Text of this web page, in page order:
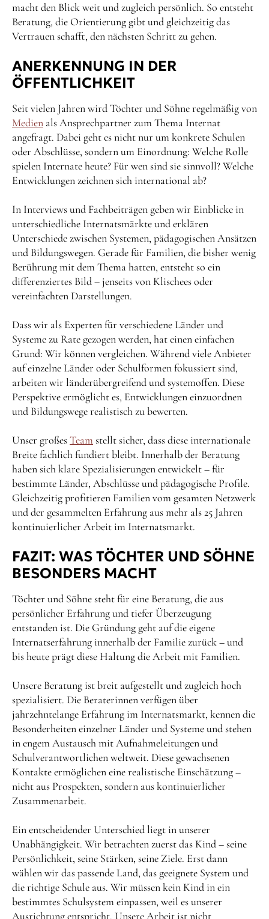
macht den Blick weit und zugleich persönlich. So entsteht
Beratung, die Orientierung gibt und gleichzeitig das
Vertrauen schafft, den nächsten Schritt zu gehen.
ANERKENNUNG IN DER
ÖFFENTLICHKEIT
Seit vielen Jahren wird Töchter und Söhne regelmäßig von
Medien als Ansprechpartner zum Thema Internat
angefragt. Dabei geht es nicht nur um konkrete Schulen
oder Abschlüsse, sondern um Einordnung: Welche Rolle
spielen Internate heute? Für wen sind sie sinnvoll? Welche
Entwicklungen zeichnen sich international ab?
In Interviews und Fachbeiträgen geben wir Einblicke in
unterschiedliche Internatsmärkte und erklären
Unterschiede zwischen Systemen, pädagogischen Ansätzen
und Bildungswegen. Gerade für Familien, die bisher wenig
Berührung mit dem Thema hatten, entsteht so ein
differenziertes Bild – jenseits von Klischees oder
vereinfachten Darstellungen.
Dass wir als Experten für verschiedene Länder und
Systeme zu Rate gezogen werden, hat einen einfachen
Grund: Wir können vergleichen. Während viele Anbieter
auf einzelne Länder oder Schulformen fokussiert sind,
arbeiten wir länderübergreifend und systemoffen. Diese
Perspektive ermöglicht es, Entwicklungen einzuordnen
und Bildungswege realistisch zu bewerten.
Unser großesTeam stellt sicher, dass diese internationale
Breite fachlich fundiert bleibt. Innerhalb der Beratung
haben sich klare Spezialisierungen entwickelt – für
bestimmte Länder, Abschlüsse und pädagogische Profile.
Gleichzeitig profitieren Familien vom gesamten Netzwerk
und der gesammelten Erfahrung aus mehr als 25 Jahren
kontinuierlicher Arbeit im Internatsmarkt.
FAZIT: WAS TÖCHTER UND SÖHNE
BESONDERS MACHT
Töchter und Söhne steht für eine Beratung, die aus
persönlicher Erfahrung und tiefer Überzeugung
entstanden ist. Die Gründung geht auf die eigene
Internatserfahrung innerhalb der Familie zurück – und
bis heute prägt diese Haltung die Arbeit mit Familien.
Unsere Beratung ist breit aufgestellt und zugleich hoch
spezialisiert. Die Beraterinnen verfügen über
jahrzehntelange Erfahrung im Internatsmarkt, kennen die
Besonderheiten einzelner Länder und Systeme und stehen
in engem Austausch mit Aufnahmeleitungen und
Schulverantwortlichen weltweit. Diese gewachsenen
Kontakte ermöglichen eine realistische Einschätzung –
nicht aus Prospekten, sondern aus kontinuierlicher
Zusammenarbeit.
Ein entscheidender Unterschied liegt in unserer
Unabhängigkeit. Wir betrachten zuerst das Kind – seine
Persönlichkeit, seine Stärken, seine Ziele. Erst dann
wählen wir das passende Land, das geeignete System und
die richtige Schule aus. Wir müssen kein Kind in ein
bestimmtes Schulsystem einpassen, weil es unserer
Ausrichtung entspricht. Unsere Arbeit ist nicht